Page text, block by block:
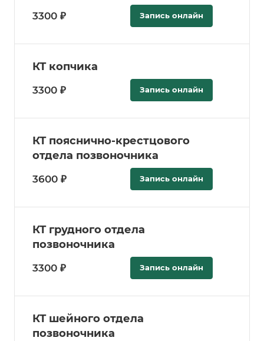
3300 ₽ Запись онлайн
КТ копчика
3300 ₽ Запись онлайн
КТ пояснично-крестцового
отдела позвоночника
3600 ₽ Запись онлайн
КТ грудного отдела
позвоночника
3300 ₽ Запись онлайн
КТ шейного отдела
позвоночника